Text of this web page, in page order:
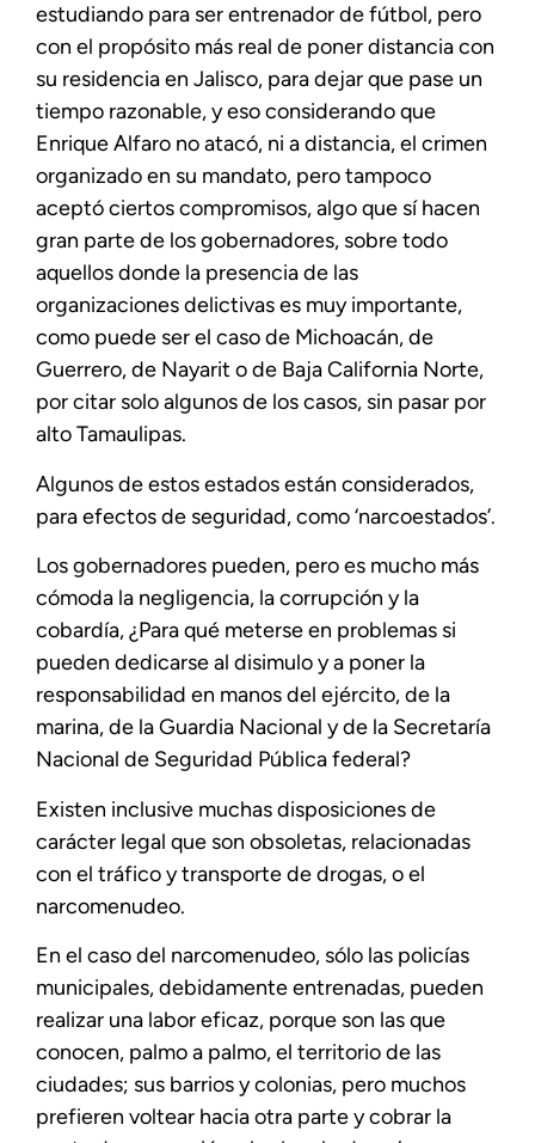
estudiando para ser entrenador de fútbol, pero
con el propósito más real de poner distancia con
su residencia en Jalisco, para dejar que pase un
tiempo razonable, y eso considerando que
Enrique Alfaro no atacó, ni a distancia, el crimen
organizado en su mandato, pero tampoco
aceptó ciertos compromisos, algo que sí hacen
gran parte de los gobernadores, sobre todo
aquellos donde la presencia de las
organizaciones delictivas es muy importante,
como puede ser el caso de Michoacán, de
Guerrero, de Nayarit o de Baja California Norte,
por citar solo algunos de los casos, sin pasar por
alto Tamaulipas.
Algunos de estos estados están considerados,
para efectos de seguridad, como ‘narcoestados’.
Los gobernadores pueden, pero es mucho más
cómoda la negligencia, la corrupción y la
cobardía, ¿Para qué meterse en problemas si
pueden dedicarse al disimulo y a poner la
responsabilidad en manos del ejército, de la
marina, de la Guardia Nacional y de la Secretaría
Nacional de Seguridad Pública federal?
Existen inclusive muchas disposiciones de
carácter legal que son obsoletas, relacionadas
con el tráfico y transporte de drogas, o el
narcomenudeo.
En el caso del narcomenudeo, sólo las policías
municipales, debidamente entrenadas, pueden
realizar una labor eficaz, porque son las que
conocen, palmo a palmo, el territorio de las
ciudades; sus barrios y colonias, pero muchos
prefieren voltear hacia otra parte y cobrar la